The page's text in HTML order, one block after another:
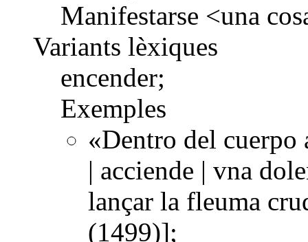
Manifestarse <una
Variants lèxiques
encender;
Exemples
«Dentro del cuerpo
| acciende | vna
lançar la fleuma
(1499)];